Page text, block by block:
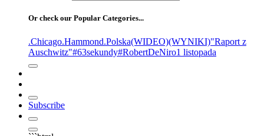
Or check our Popular Categories...
.Chicago.Hammond.Polska(WIDEO)(WYNIKI)"Raport z
Auschwitz"#63sekundy#RobertDeNiro1 listopada
Subscribe